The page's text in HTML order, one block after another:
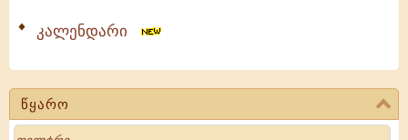
კალენდარი
წყარო
Search